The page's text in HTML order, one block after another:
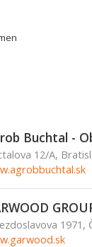
Buchtal -
12/A,
1971,